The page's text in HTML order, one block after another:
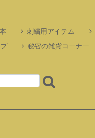
刺繍用アイテム
秘密の雑貨コーナー